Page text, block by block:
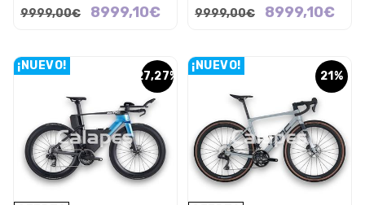
9999,00€
8999,10€
9999,00€
8999,10€
27,27%
¡NUEVO!
21%
¡NUEVO!